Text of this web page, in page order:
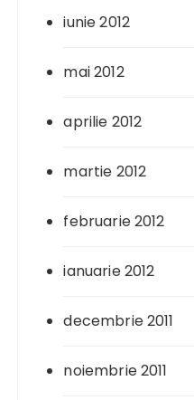
iunie 2012
mai 2012
aprilie 2012
martie 2012
februarie 2012
ianuarie 2012
decembrie 2011
noiembrie 2011